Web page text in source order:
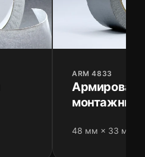
ARM 4833
монтажный
48 мм × 33 м